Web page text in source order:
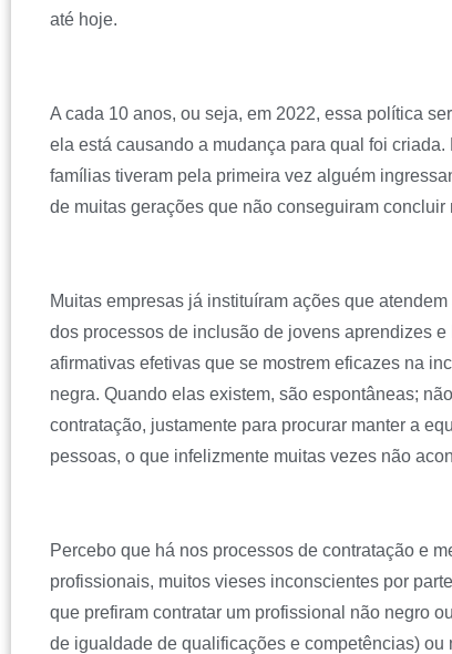
até hoje.
A cada 10 anos, ou seja, em 2022, essa política
ela está causando a mudança para qual foi
famílias tiveram pela primeira vez alguém
de muitas gerações que não conseguiram concluir
Muitas empresas já instituíram ações que
dos processos de inclusão de jovens aprendizes e
afirmativas efetivas que se mostrem eficazes na
negra. Quando elas existem, são espontâneas;
contratação, justamente para procurar manter a
pessoas, o que infelizmente muitas vezes não
Percebo que há nos processos de contratação e
profissionais, muitos vieses inconscientes por
que prefiram contratar um profissional não negro
de igualdade de qualificações e competências)